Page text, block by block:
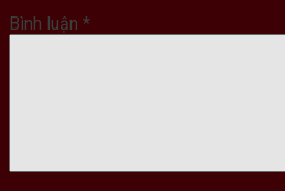
Bình luận *